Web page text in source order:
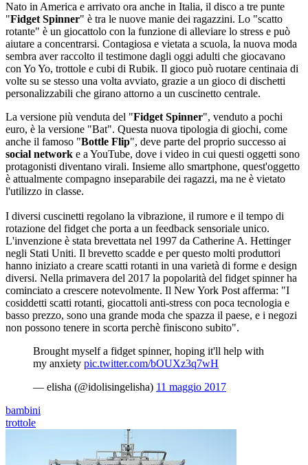
Nato in America e arrivato ora anche in Italia, il disco a tre punte
"Fidget Spinner" è tra le nuove manie dei ragazzini. Lo "scatto
rotante" è un giocattolo con la funzione di alleviare lo stress e può
aiutare a concentrarsi. Contagiosa e vietata a scuola, la nuova moda
sembra aver raccolto il testimone dagli oggi adulti che giocavano
con Yo Yo, trottole e cubi di Rubik. Il gioco può ruotare centinaia di
volte su se stesso una volta avviato, grazie a un gioco di dischetti
personalizzabili che girano attorno a un cuscinetto centrale.
La versione più venduta del "Fidget Spinner", venduto a pochi
euro, è la versione "Bat". Questa nuova tipologia di giochi, come
anche il famoso "Bottle Flip", deve parte del proprio successo ai
social network e a YouTube, dove i video in cui questi oggetti sono
protagonisti diventano virali. Insieme allo smartphone, quest'oggetto
è attualmente compagno inseparabile dei ragazzi, ma ne è vietato
l'utilizzo in classe.
I diversi cuscinetti regolano la vibrazione, il rumore e il tempo di
rotazione del fidget che porta a un feedback sensoriale unico.
L'invenzione è stata brevettata nel 1997 da Catherine A. Hettinger
negli Stati Uniti. Il brevetto scadde e per questo molti produttori
hanno iniziato a creare scatti rotanti in una varietà di forme e design
diversi. Nella primavera del 2017 la popolarità del fidget spinner ha
cominciato a crescere notevolmente. Il New York Post afferma: "I
cosiddetti scatti rotanti, giocattoli anti-stress con poca tecnologia e
basso prezzo, sono una grande moda che spazza il paese, e i negozi
non possono tenere in scorta perchè finiscono subito".
Brought myself a fidget spinner, hoping it'll help with
my anxiety pic.twitter.com/bOUXz3q7wH
— elisha (@idolisingelisha) 11 maggio 2017
bambini
trottole